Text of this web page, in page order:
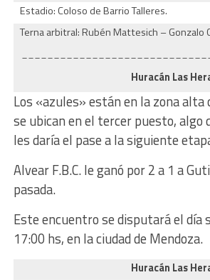
Estadio: Coloso de Barrio Talleres.
Terna arbitral:Rubén Mattesich – Gonzalo
Huracán Las
Los «azules» están en la zona alta
se ubican en el tercer puesto, algo
les daría el pase a la siguiente
Alvear F.B.C. le ganó por 2 a 1 a
pasada.
Este encuentro se disputará el día
17:00 hs, en la ciudad de Mendoza.
Huracán Las